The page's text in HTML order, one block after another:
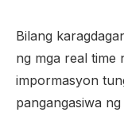
Bilang
ng mga real time
impormasyon
pangangasiwa